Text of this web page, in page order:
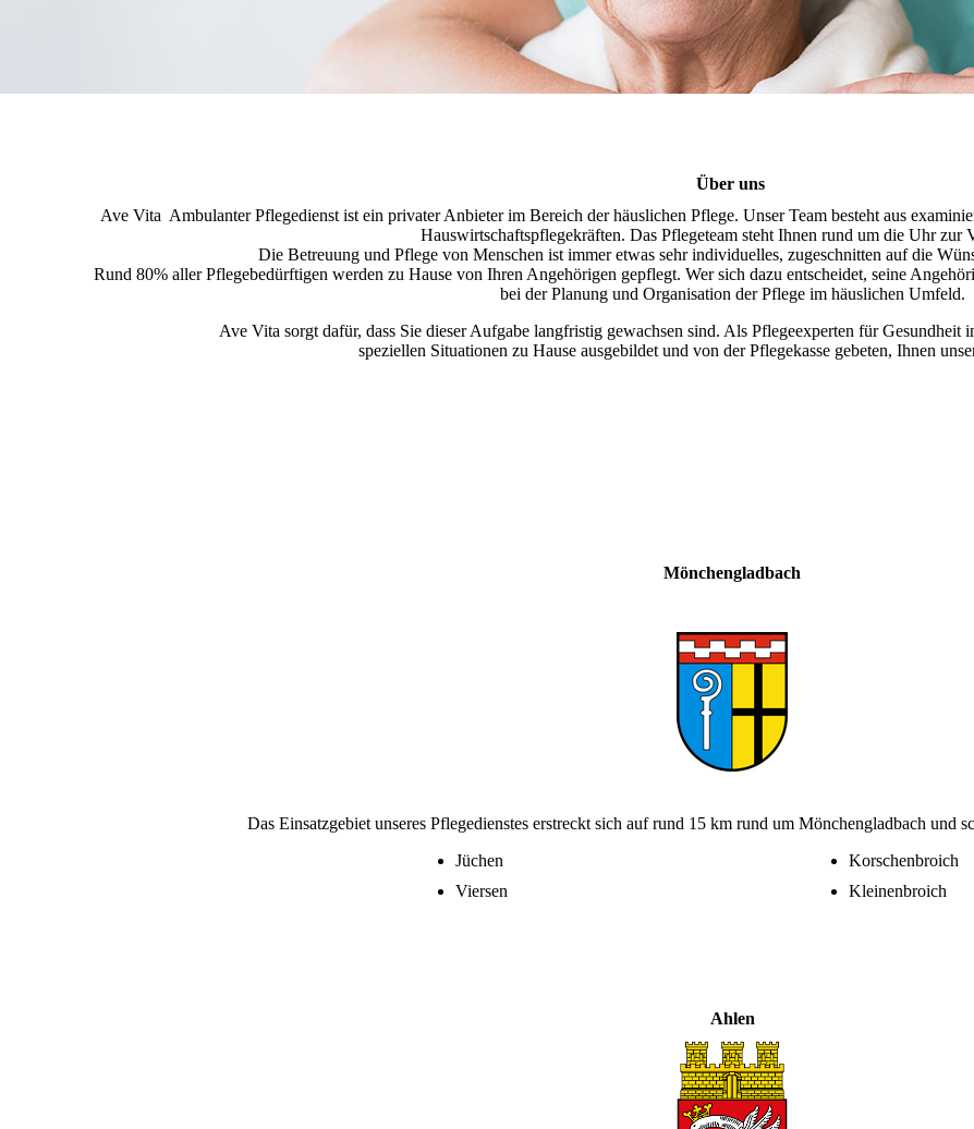
Über uns
Ave Vita Ambulanter Pflegedienst ist ein privater Anbieter im Bereich der häuslichen Pflege. Unser Team besteht aus
Hauswirtschaftspflegekräften. Das Pflegeteam steht Ihnen rund um die Uhr zur
Die Betreuung und Pflege von Menschen ist immer etwas sehr individuelles, zugeschnitten auf die
Rund 80% aller Pflegebedürftigen werden zu Hause von Ihren Angehörigen gepflegt. Wer sich dazu entscheidet, seine
bei der Planung und Organisation der Pflege im häuslichen Umfeld.
Ave Vita sorgt dafür, dass Sie dieser Aufgabe langfristig gewachsen sind. Als Pflegeexperten für
speziellen Situationen zu Hause ausgebildet und von der Pflegekasse gebeten, Ihnen
Mönchengladbach
Das Einsatzgebiet unseres Pflegedienstes erstreckt sich auf rund 15 km rund um Mönchengladbach und
Jüchen
Viersen
Korschenbroich
Kleinenbroich
Ahlen